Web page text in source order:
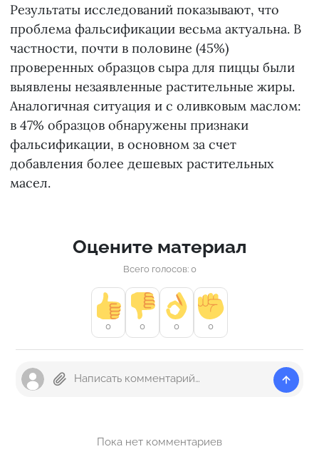
Результаты исследований показывают, что
проблема фальсификации весьма актуальна. В
частности, почти в половине (45%)
проверенных образцов сыра для пиццы были
выявлены незаявленные растительные жиры.
Аналогичная ситуация и с оливковым маслом:
в 47% образцов обнаружены признаки
фальсификации, в основном за счет
добавления более дешевых растительных
масел.
Оцените материал
Всего голосов: 0
0 0 0 0
Пока нет комментариев